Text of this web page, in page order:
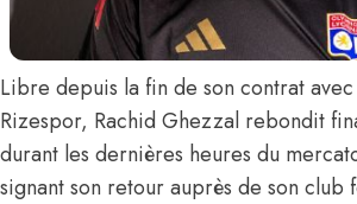
Libre depuis la fin de son contrat
Rizespor, Rachid Ghezzal rebondit
durant les dernières heures du
signant son retour auprès de son club